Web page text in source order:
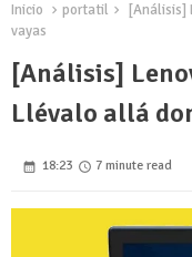
Inicio portatil
[Análisis]
vayas
[Análisis]
Llévalo allá
18:23 7 minute read